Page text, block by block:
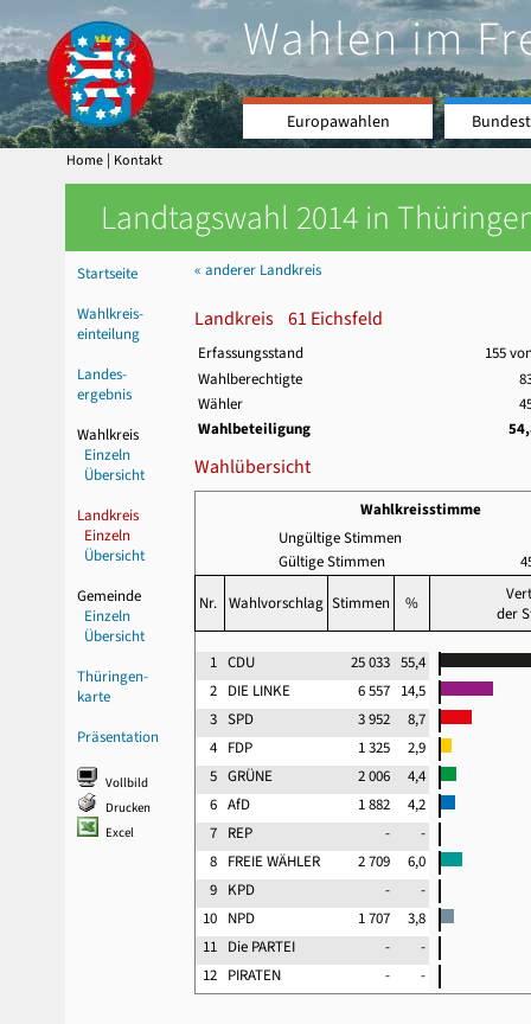
Wahlen im
Europawahlen
Home | Kontakt
Landtagswahl 2014 in
Startseite
Wahlkreis-
einteilung
Landes-
ergebnis
Wahlkreis
Einzeln
Übersicht
Landkreis
Einzeln
Übersicht
Gemeinde
Einzeln
Übersicht
Thüringen-
karte
Präsentation
Vollbild
Drucken
Excel
« anderer Landkreis
Landkreis 61 Eichsfeld
Erfassungsstand
155
Wahlberechtigte
Wähler
Wahlbeteiligung
Wahlübersicht
Wahlkreisstimme
Ungültige Stimmen
Gültige Stimmen
Nr. Wahlvorschlag Stimmen %
der
1 CDU 25 033 55,4
2 DIE LINKE 6 557 14,5
3 SPD 3 952
8,7
4 FDP 1 325
2,9
5 GRÜNE 2 006
4,4
6 AfD 1 882
4,2
7 REP -
-
8 FREIE WÄHLER 2 709
6,0
9 KPD -
-
10 NPD 1 707
3,8
11 Die PARTEI -
-
12 PIRATEN - -